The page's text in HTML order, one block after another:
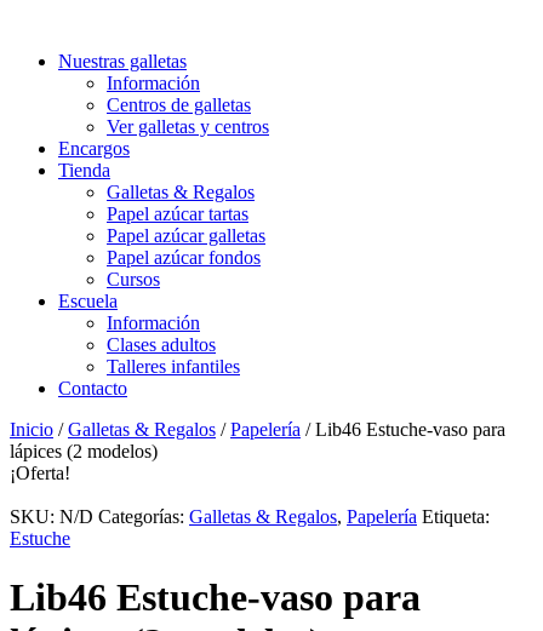
Nuestras galletas
Información
Centros de galletas
Ver galletas y centros
Encargos
Tienda
Galletas & Regalos
Papel azúcar tartas
Papel azúcar galletas
Papel azúcar fondos
Cursos
Escuela
Información
Clases adultos
Talleres infantiles
Contacto
Inicio /Galletas & Regalos /Papelería / Lib46 Estuche-vaso para
lápices (2 modelos)
¡Oferta!
SKU: N/D Categorías: Galletas & Regalos, Papelería Etiqueta:
Estuche
Lib46 Estuche-vaso para